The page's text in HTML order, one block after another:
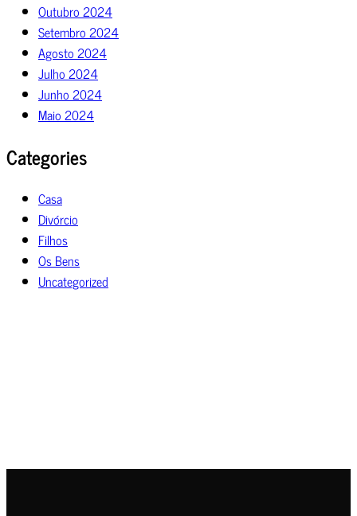
Outubro 2024
Setembro 2024
Agosto 2024
Julho 2024
Junho 2024
Maio 2024
Categories
Casa
Divórcio
Filhos
Os Bens
Uncategorized